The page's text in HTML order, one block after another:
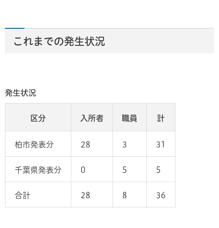
これまでの発生状況
発生状況
区分 入所者 職員 計
柏市発表分 28 3 31
千葉県発表分 0 5 5
合計 28 8 36